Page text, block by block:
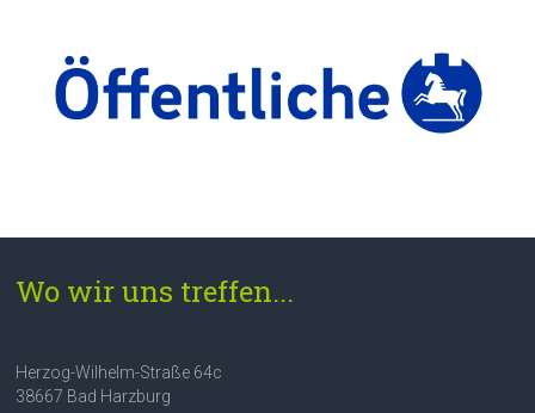
Wo wir uns treffen...
Herzog-Wilhelm-Straße 64c
38667 Bad Harzburg